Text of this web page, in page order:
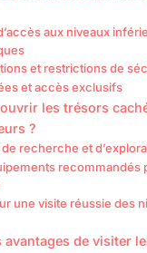
aux niveaux
et restrictions de
et accès exclusifs
les trésors
?
recherche et
recommandés
une visite réussie des
avantages de visiter